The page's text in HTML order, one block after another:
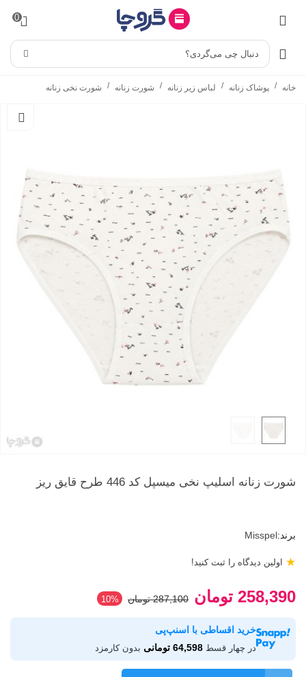
0
دنبال چی می‌گردی؟
خانه / پوشاک زنانه / لباس زیر زنانه / شورت زنانه / شورت نخی زنانه
شورت زنانه اسلیپ نخی میسپل کد 446 طرح قایق ریز
برند:Misspel
اولین دیدگاه را ثبت کنید! ★
258,390 تومان 287,100 تومان ‎10%
خرید اقساطی با اسنپ‌پی
در چهار قسط 64,598 تومانی بدون کارمزد